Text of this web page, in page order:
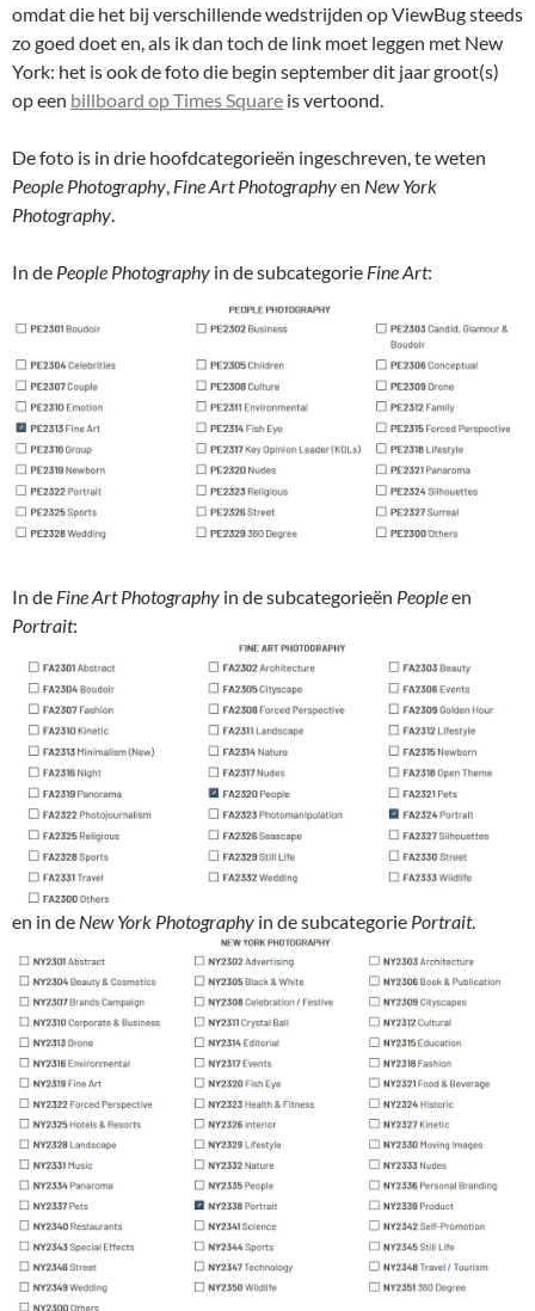
omdat die het bij verschillende wedstrijden op ViewBug steeds
zo goed doet en, als ik dan toch de link moet leggen met New
York: het is ook de foto die begin september dit jaar groot(s)
op een billboard op Times Square is vertoond.
De foto is in drie hoofdcategorieën ingeschreven, te weten
People Photography Fine Art Photographyen New York
Photography
In de People Photography in de subcategorie Fine Art:
In de Fine Art Photography in de subcategorieën Peopleen
Portrait:
en in de New York Photography in de subcategorie Portrait.